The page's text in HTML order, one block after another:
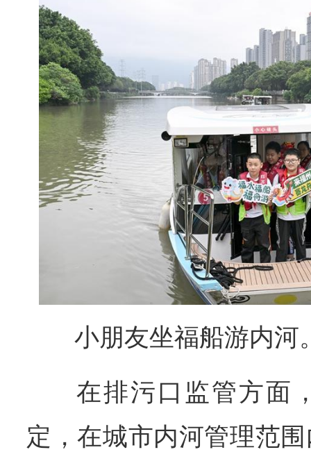
小朋友坐福船游内河
在排污口监管方面
定，在城市内河管理范